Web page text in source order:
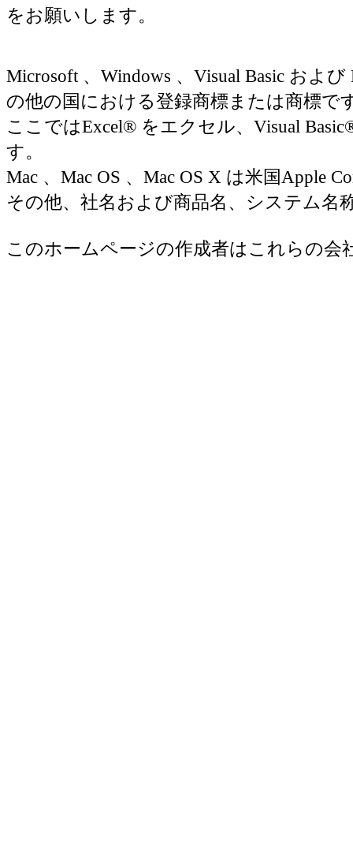
をお願いします。
Microsoft 、Windows 、Visual Basic およ
の他の国における登録商標または商標で
ここではExcel® をエクセル、Visual
す。
Mac 、Mac OS 、Mac OS X は米国Apple
その他、社名および商品名、システム名
このホームページの作成者はこれらの